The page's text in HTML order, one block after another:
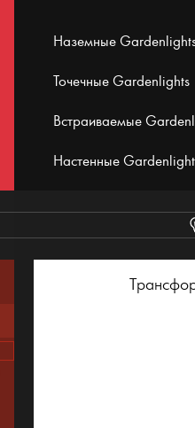
Наземные
Точечные Gardenlights
Встраиваемые
Настенные